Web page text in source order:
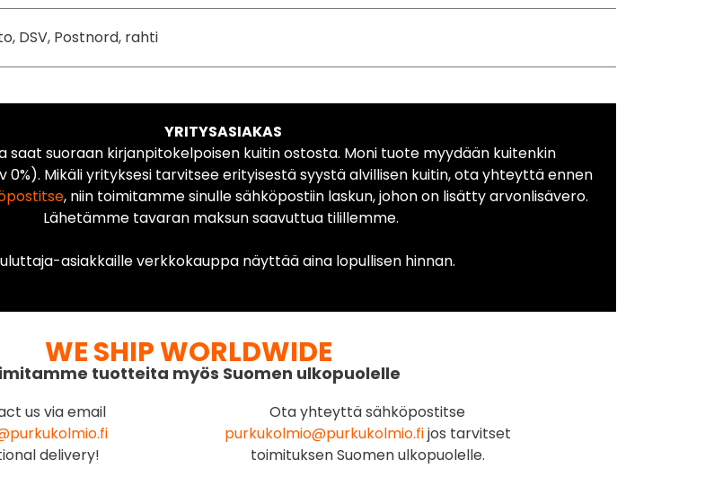
DSV, Postnord, rahti
YRITYSASIAKAS
saat suoraan kirjanpitokelpoisen kuitin ostosta. Moni tuote myydään kuitenkin
0%). Mikäli yrityksesi tarvitsee erityisestä syystä alvillisen kuitin, ota yhteyttä ennen
, niin toimitamme sinulle sähköpostiin laskun, johon on lisätty arvonlisävero.
Lähetämme tavaran maksun saavuttua tilillemme.
asiakkaille verkkokauppa näyttää aina lopullisen hinnan.
WE SHIP WORLDWIDE
tuotteita myös Suomen ulkopuolelle
us via email
delivery!
Ota yhteyttä sähköpostitse
purkukolmio@purkukolmio.fijos tarvitset
toimituksen Suomen ulkopuolelle.